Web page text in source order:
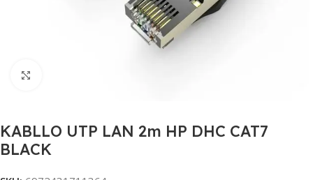
KABLLO UTP LAN 2m HP DHC CAT7
BLACK